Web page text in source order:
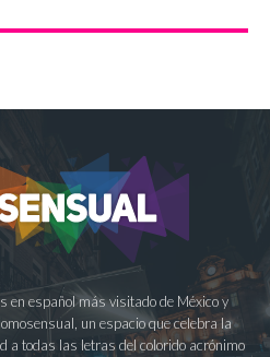
en español más visitado de México y
un espacio que celebra la
a todas las letras del colorido acrónimo